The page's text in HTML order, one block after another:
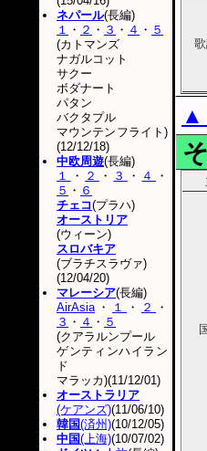
▲
ネパール(長編)
１ ・ ２ ・ ３ ・ ４ ・ ５
(カトマンズ
ナガルコット
サクー
ボダナート
パタン
バクタプル
マウンテンフライト)
(12/12/18)
中欧周遊(長編)
１
・ ２ ・ ３ ・ ４
・
５ ・ ６
チェコ(プラハ)
オーストリア
(ウィーン)
スロバキア
(ブラチスラヴァ)
(12/04/20)
マレーシア(長編)
AirAsia・ １ ・ ２
・
３ ・ ４ ・ ５
(クアラルンプール
ゲンティンハイラン
ド
マラッカ)(11/12/01)
オーストラリア
(ケアンズ)(11/06/10)
韓国(済州)(10/12/05)
中国(上海)(10/07/02)